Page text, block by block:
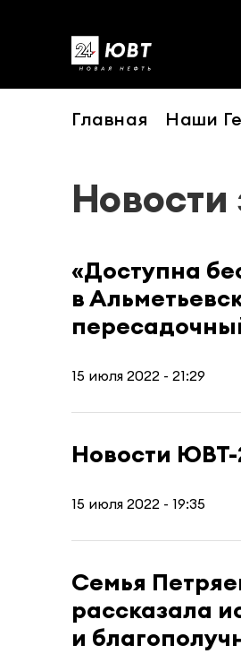
Главная Наши
Новости
«Доступна
в
15 июля 2022 - 21:29
Новости ЮВТ-
15 июля 2022 - 19:35
Семья
рассказала
и